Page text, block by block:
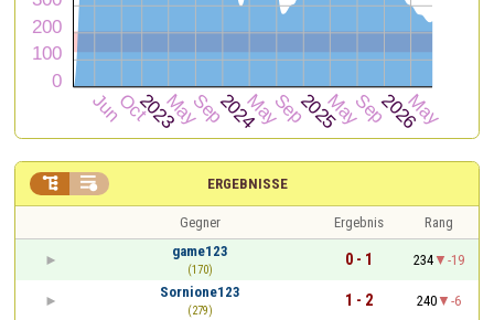
ERGEBNISSE
 
Gegner Ergebnis
Rang
game123
(170)
0 - 1 234
-19
Sornione123
(279)
1 - 2 240
-6